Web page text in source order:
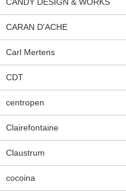
CARAN D'ACHE
Carl Mertens
CDT
centropen
Clairefontaine
Claustrum
cocoina